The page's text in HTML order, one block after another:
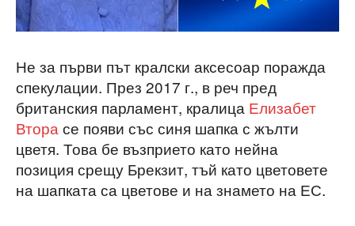
Не за първи път кралски аксесоар поражда
спекулации. През 2017 г., в реч пред
британския парламент, кралица Елизабет
Втора се появи със синя шапка с жълти
цветя. Това бе възприето като нейна
позиция срещу Брекзит, тъй като цветовете
на шапката са цветове и на знамето на ЕС.